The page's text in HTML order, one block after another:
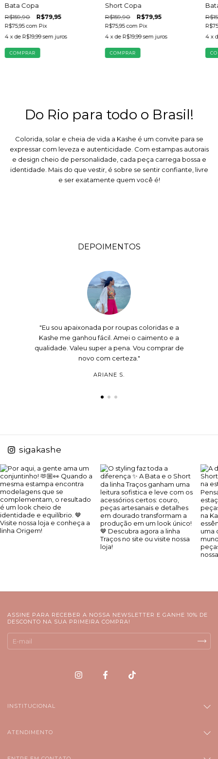
Bata Copa
R$159,90 R$79,95
R$75,95com Pix
4 x de R$19,99 sem juros
COMPRAR
Short Copa
R$159,90 R$79,95
R$75,95com Pix
4 x de R$19,99 sem juros
COMPRAR
4 x
Do Rio para todo o Brasil!
Colorida, solar e cheia de vida a Kashe é um convite para se
expressar com leveza e autenticidade. Com estampas autorais
e design cheio de personalidade, cada peça carrega bossa e
identidade. Mais do que vestir, é sobre se sentir confiante, livre
e ser exatamente quem você é!
DEPOIMENTOS
"Eu sou apaixonada por roupas coloridas e a
Kashe me ganhou fácil. Amei o caimento e a
qualidade. Valeu super a pena. Vou comprar de
novo com certeza."
ARIANE S.
sigakashe
ASSINE PARA RECEBER A NOSSA NEWSLETTER E GANHE 10% DE
DESCONTO NA SUA PRIMEIRA COMPRA!
INSTITUCIONAL
ATENDIMENTO